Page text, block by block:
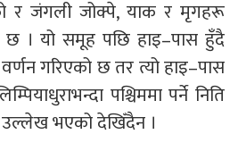
र जंगली जोक्पे, याक र मृगहरू
छ । यो समूह पछि हाइ–पास हुँदै
गरिएको छ तर त्यो हाइ–पास
पश्चिममा पर्ने निति
उल्लेख भएको देखिँदैन ।